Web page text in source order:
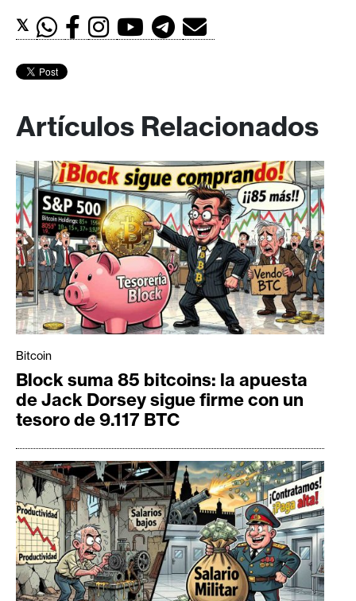
𝕏
Artículos Relacionados
Bitcoin
Block suma 85 bitcoins: la apuesta
de Jack Dorsey sigue firme con un
tesoro de 9.117 BTC